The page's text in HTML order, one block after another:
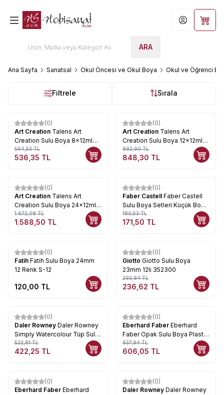
ARA
Hesabım
Ana Sayfa Sanatsal Okul Öncesi ve Okul Boya Okul ve Öğrenci
Filtrele Sırala
%5
(0)
Art Creation Talens Art
Creation Sulu Boya 8x12ml
Set
564,53TL
536,35 TL
%5
(0)
Art Creation Talens Art
Creation Sulu Boya 12x12ml
Set
892,90TL
848,30 TL
%5
(0)
Art Creation Talens Art
Creation Sulu Boya 24x12ml
Set
1.672,08TL
1.588,50 TL
%5
(0)
Faber Castell Faber Castell
Sulu Boya Setleri Küçük Boy
12li
180,53TL
171,50 TL
(0)
Fatih Fatih Sulu Boya 24mm
12 Renk S-12
120,00 TL
%19
(0)
Giotto Giotto Sulu Boya
23mm 12li 352300
293,84TL
236,62 TL
%19
(0)
Daler Rowney Daler Rowney
Simply Watercolour Tüp Sulu
Boya 6lı Set 134500006
522,81TL
422,25 TL
%5
(0)
Eberhard Faber Eberhard
Faber Opak Sulu Boya Plastik
Kutu 24lü 578124
637,94TL
606,05 TL
%5
(0)
Eberhard Faber Eberhard
%19
(0)
Daler Rowney Daler Rowney